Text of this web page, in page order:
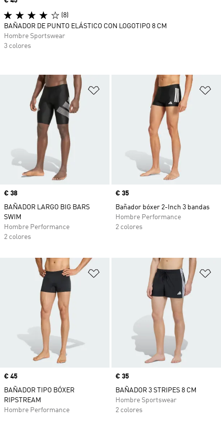
Añadir a la lista de deseos
Precio
€ 38
BAÑADOR LARGO BIG BARS
SWIM
Hombre Performance
2 colores
Precio
€ 35
Bañador bóxer 2-Inch 3 bandas
Hombre Performance
2 colores
Añadir a la lista de deseos
Precio
€ 45
BAÑADOR TIPO BÓXER
RIPSTREAM
Hombre Performance
Precio
€ 35
BAÑADOR 3 STRIPES 8 CM
Hombre Sportswear
2 colores
(8)
BAÑADOR DE PUNTO ELÁSTICO CON LOGOTIPO 8 CM
Hombre Sportswear
3 colores